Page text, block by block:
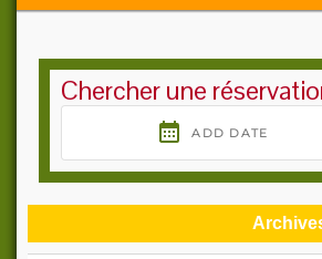
Chercher une